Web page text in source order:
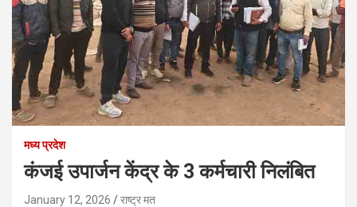
मध्य प्रदेश
कंजई उपार्जन केंद्र के 3 कर्मचारी निलंबित
January 12, 2026 राष्ट्र मत